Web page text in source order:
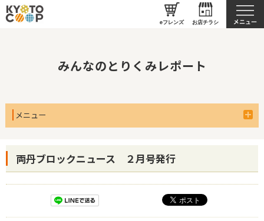
eフレンズ お店チラシ
私たちのとりくみ
みんなのとりくみレポート
メニュー
両丹ブロックニュース ２月号発行